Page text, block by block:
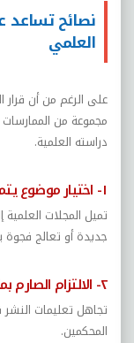
نصائح تساعد
العلمي
على الرغم من أن قرار
مجموعة من
دراسته العلمية.
١- اختيار موضوع يتمتع بالأصالة والجدة
تميل المجلات
جديدة أو تعالج فجوة
٢- الالتزام الصارم بمتطلبات المجلة
تجاهل تعليمات
المحكمين.